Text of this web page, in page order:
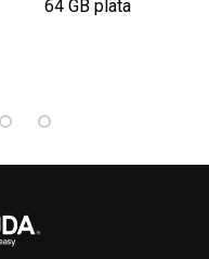
64 GB plata